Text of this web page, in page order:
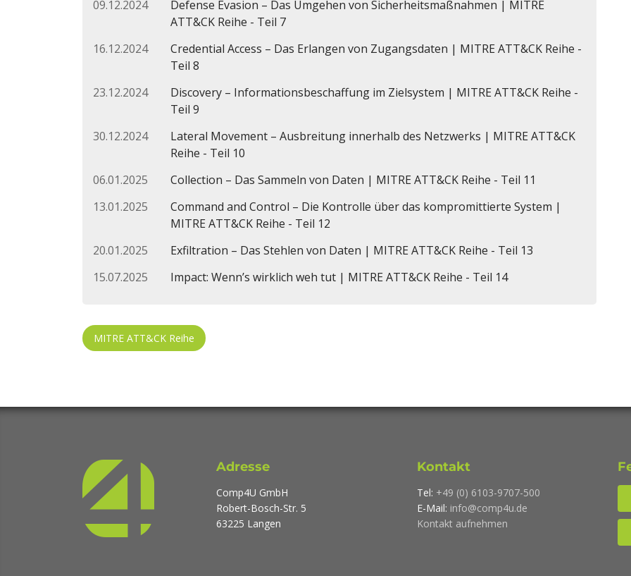
Defense Evasion – Das Umgehen von Sicherheitsmaßnahmen | MITRE
ATT&CK Reihe - Teil 7
09.12.2024
Credential Access – Das Erlangen von Zugangsdaten | MITRE ATT&CK Reihe -
Teil 8
16.12.2024
Discovery – Informationsbeschaffung im Zielsystem | MITRE ATT&CK Reihe -
Teil 9
23.12.2024
Lateral Movement – Ausbreitung innerhalb des Netzwerks | MITRE ATT&CK
Reihe - Teil 10
30.12.2024
Collection – Das Sammeln von Daten | MITRE ATT&CK Reihe - Teil 11
06.01.2025
Command and Control – Die Kontrolle über das kompromittierte System |
MITRE ATT&CK Reihe - Teil 12
13.01.2025
Exfiltration – Das Stehlen von Daten | MITRE ATT&CK Reihe - Teil 13
20.01.2025
Impact: Wenn’s wirklich weh tut | MITRE ATT&CK Reihe - Teil 14
15.07.2025
MITRE ATT&CK Reihe
Adresse
Comp4U GmbH
Robert-Bosch-Str. 5
63225 Langen
Kontakt
Tel: +49 (0) 6103-9707-500
E-Mail: info@comp4u.de
Kontakt aufnehmen